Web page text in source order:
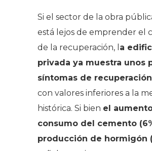
Si el sector de la obra
está lejos de emprender el
de la recuperación, l a
privada ya muestra unos
síntomas de recuperación
con valores inferiores a la
histórica. Si bien el
consumo del cemento
producción de hormigón